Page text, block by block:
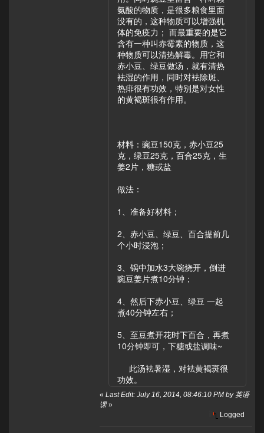
氨酸的物质，是很多粮食里面
没有的，这种物质可以增强机
体的免疫力； 而最重要的是它
含有一种叫赤霉素的物质，这
种物质可以清热解毒。用它和
赤小豆、绿豆做汤，就有清热
袪湿的作用，同时对袪除斑、
热痱很有功效，特别是对女性
的黄褐斑很有作用。
材料：豌豆150克，赤小豆25
克，绿豆25克，百合25克，生
姜2片，糖或盐
做法：
1、准备好材料；
2、赤小豆、绿豆、百合提前几
个小时浸泡；
3、锅中加水3大碗烧开，倒进
豌豆姜片煮10分钟；
4、然后下赤小豆、绿豆 一起
煮40分钟左右；
5、至豆煮开花时下百合，再煮
10分钟即可，下糖或盐调味~
此汤袪暑湿，对袪黄褐斑很
功效。
« Last Edit: July 16, 2014, 08:46:10 PM by 英语
课»
Logged